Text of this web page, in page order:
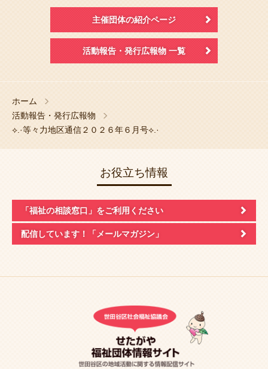
主催団体の紹介ページ
活動報告・発行広報物 一覧
ホーム
活動報告・発行広報物
⟡.·等々力地区通信２０２６年６月号⟡.·
お役立ち情報
「福祉の相談窓口」 をご利用ください
配信しています！ 「メールマガジン」